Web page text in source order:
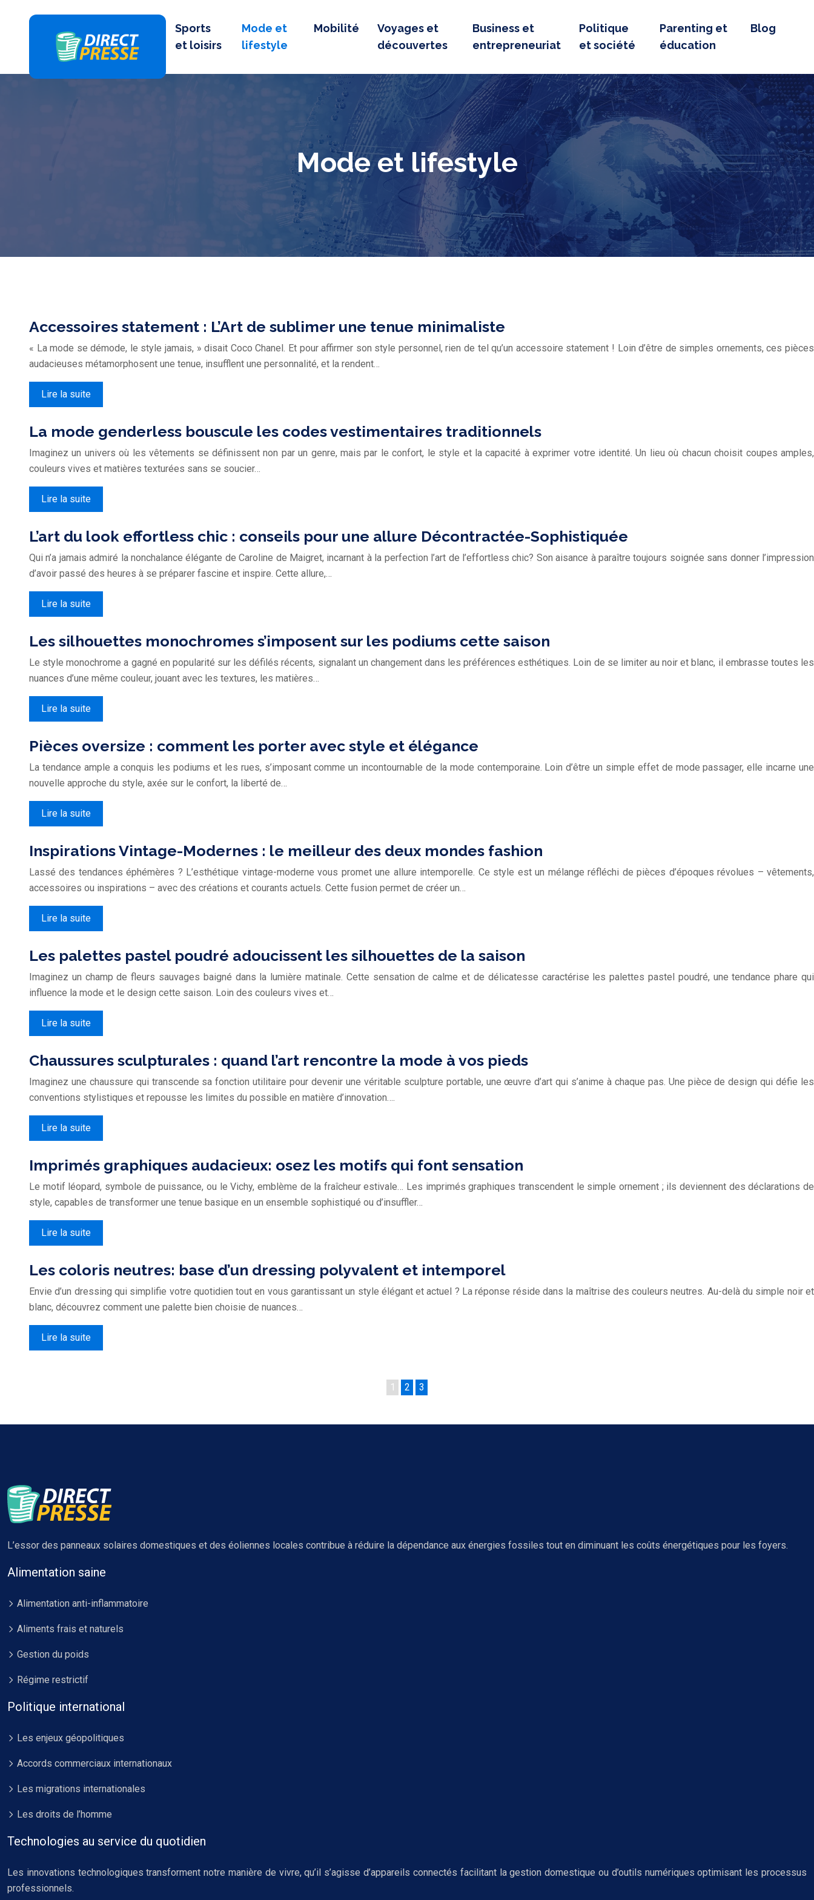
Sports
et loisirs
Mode et
lifestyle
Mobilité
Voyages et
découvertes
Business et
entrepreneuriat
Politique
et société
Parenting et
éducation
Blog
Mode et lifestyle
Accessoires statement : L’Art de sublimer une tenue minimaliste
« La mode se démode, le style jamais, » disait Coco Chanel. Et pour affirmer son style personnel, rien de tel qu’un accessoire statement ! Loin d’être de simples ornements, ces pièces
audacieuses métamorphosent une tenue, insufflent une personnalité, et la rendent…
Lire la suite
La mode genderless bouscule les codes vestimentaires traditionnels
Imaginez un univers où les vêtements se définissent non par un genre, mais par le confort, le style et la capacité à exprimer votre identité. Un lieu où chacun choisit coupes amples,
couleurs vives et matières texturées sans se soucier…
Lire la suite
L’art du look effortless chic : conseils pour une allure Décontractée-Sophistiquée
Qui n’a jamais admiré la nonchalance élégante de Caroline de Maigret, incarnant à la perfection l’art de l’effortless chic? Son aisance à paraître toujours soignée sans donner l’impression
d’avoir passé des heures à se préparer fascine et inspire. Cette allure,…
Lire la suite
Les silhouettes monochromes s’imposent sur les podiums cette saison
Le style monochrome a gagné en popularité sur les défilés récents, signalant un changement dans les préférences esthétiques. Loin de se limiter au noir et blanc, il embrasse toutes les
nuances d’une même couleur, jouant avec les textures, les matières…
Lire la suite
Pièces oversize : comment les porter avec style et élégance
La tendance ample a conquis les podiums et les rues, s’imposant comme un incontournable de la mode contemporaine. Loin d’être un simple effet de mode passager, elle incarne une
nouvelle approche du style, axée sur le confort, la liberté de…
Lire la suite
Inspirations Vintage-Modernes : le meilleur des deux mondes fashion
Lassé des tendances éphémères ? L’esthétique vintage-moderne vous promet une allure intemporelle. Ce style est un mélange réfléchi de pièces d’époques révolues – vêtements,
accessoires ou inspirations – avec des créations et courants actuels. Cette fusion permet de créer un…
Lire la suite
Les palettes pastel poudré adoucissent les silhouettes de la saison
Imaginez un champ de fleurs sauvages baigné dans la lumière matinale. Cette sensation de calme et de délicatesse caractérise les palettes pastel poudré, une tendance phare qui
influence la mode et le design cette saison. Loin des couleurs vives et…
Lire la suite
Chaussures sculpturales : quand l’art rencontre la mode à vos pieds
Imaginez une chaussure qui transcende sa fonction utilitaire pour devenir une véritable sculpture portable, une œuvre d’art qui s’anime à chaque pas. Une pièce de design qui défie les
conventions stylistiques et repousse les limites du possible en matière d’innovation….
Lire la suite
Imprimés graphiques audacieux: osez les motifs qui font sensation
Le motif léopard, symbole de puissance, ou le Vichy, emblème de la fraîcheur estivale… Les imprimés graphiques transcendent le simple ornement ; ils deviennent des déclarations de
style, capables de transformer une tenue basique en un ensemble sophistiqué ou d’insuffler…
Lire la suite
Les coloris neutres: base d’un dressing polyvalent et intemporel
Envie d’un dressing qui simplifie votre quotidien tout en vous garantissant un style élégant et actuel ? La réponse réside dans la maîtrise des couleurs neutres. Au-delà du simple noir et
blanc, découvrez comment une palette bien choisie de nuances…
Lire la suite
1 2 3
L’essor des panneaux solaires domestiques et des éoliennes locales contribue à réduire la dépendance aux énergies fossiles tout en diminuant les coûts énergétiques pour les foyers.
Alimentation saine
Alimentation anti-inflammatoire
Aliments frais et naturels
Gestion du poids
Régime restrictif
Politique international
Les enjeux géopolitiques
Accords commerciaux internationaux
Les migrations internationales
Les droits de l’homme
Technologies au service du quotidien
Les innovations technologiques transforment notre manière de vivre, qu’il s’agisse d’appareils connectés facilitant la gestion domestique ou d’outils numériques optimisant les processus
professionnels.